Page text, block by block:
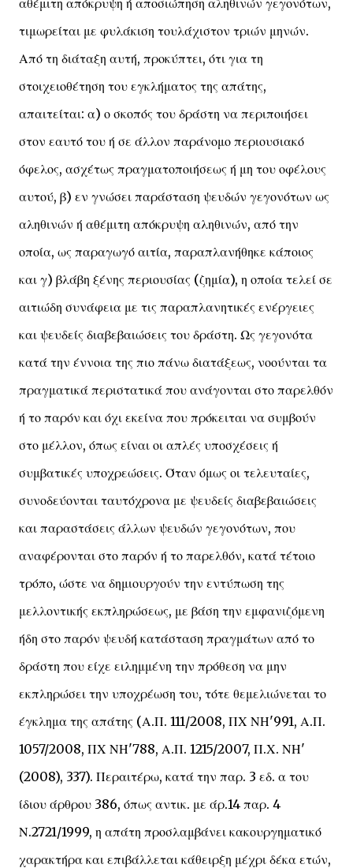
αθέμιτη απόκρυψη ή αποσιώπηση αληθινών γεγονότων,
τιμωρείται με φυλάκιση τουλάχιστον τριών μηνών.
Από τη διάταξη αυτή, προκύπτει, ότι για τη
στοιχειοθέτηση του εγκλήματος της απάτης,
απαιτείται: α) ο σκοπός του δράστη να περιποιήσει
στον εαυτό του ή σε άλλον παράνομο περιουσιακό
όφελος, ασχέτως πραγματοποιήσεως ή μη του οφέλους
αυτού, β) εν γνώσει παράσταση ψευδών γεγονότων ως
αληθινών ή αθέμιτη απόκρυψη αληθινών, από την
οποία, ως παραγωγό αιτία, παραπλανήθηκε κάποιος
και γ) βλάβη ξένης περιουσίας (ζημία), η οποία τελεί σε
αιτιώδη συνάφεια με τις παραπλανητικές ενέργειες
και ψευδείς διαβεβαιώσεις του δράστη. Ως γεγονότα
κατά την έννοια της πιο πάνω διατάξεως, νοούνται τα
πραγματικά περιστατικά που ανάγονται στο παρελθόν
ή το παρόν και όχι εκείνα που πρόκειται να συμβούν
στο μέλλον, όπως είναι οι απλές υποσχέσεις ή
συμβατικές υποχρεώσεις. Όταν όμως οι τελευταίες,
συνοδεύονται ταυτόχρονα με ψευδείς διαβεβαιώσεις
και παραστάσεις άλλων ψευδών γεγονότων, που
αναφέρονται στο παρόν ή το παρελθόν, κατά τέτοιο
τρόπο, ώστε να δημιουργούν την εντύπωση της
μελλοντικής εκπληρώσεως, με βάση την εμφανιζόμενη
ήδη στο παρόν ψευδή κατάσταση πραγμάτων από το
δράστη που είχε ειλημμένη την πρόθεση να μην
εκπληρώσει την υποχρέωση του, τότε θεμελιώνεται το
έγκλημα της απάτης (Α.Π. 111/2008, ΠΧ ΝΗ'991, Α.Π.
1057/2008, ΠΧ ΝΗ'788, Α.Π. 1215/2007, Π.Χ. ΝΗ'
(2008), 337). Περαιτέρω, κατά την παρ. 3 εδ. α του
ίδιου άρθρου 386, όπως αντικ. με άρ.14 παρ. 4
Ν.2721/1999, η απάτη προσλαμβάνει κακουργηματικό
χαρακτήρα και επιβάλλεται κάθειρξη μέχρι δέκα ετών,